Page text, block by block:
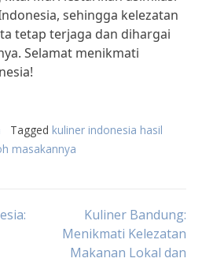
sehingga kelezatan
tetap terjaga dan dihargai
Selamat menikmati
Tagged kuliner indonesia hasil
masakannya
Kuliner Bandung:
Menikmati Kelezatan
Makanan Lokal dan